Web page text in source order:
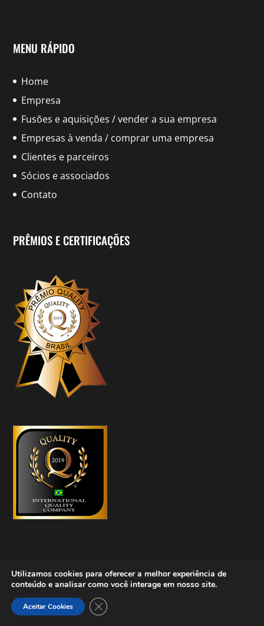
MENU RÁPIDO
Home
Empresa
Fusões e aquisições / vender a sua empresa
Empresas à venda / comprar uma empresa
Clientes e parceiros
Sócios e associados
Contato
PRÊMIOS E CERTIFICAÇÕES
Utilizamos cookies para oferecer a melhor experiência de
conteúdo e analisar como você interage em nosso site.
Aceitar Cookies Close GDPR Cookie Banner